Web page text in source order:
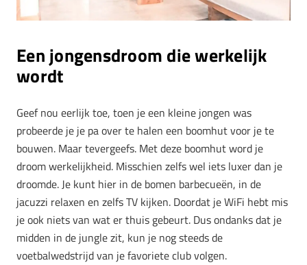
Een jongensdroom die werkelijk
wordt
Geef nou eerlijk toe, toen je een kleine jongen was
probeerde je je pa over te halen een boomhut voor je te
bouwen. Maar tevergeefs. Met deze boomhut word je
droom werkelijkheid. Misschien zelfs wel iets luxer dan je
droomde. Je kunt hier in de bomen barbecueën, in de
jacuzzi relaxen en zelfs TV kijken. Doordat je WiFi hebt mis
je ook niets van wat er thuis gebeurt. Dus ondanks dat je
midden in de jungle zit, kun je nog steeds de
voetbalwedstrijd van je favoriete club volgen.